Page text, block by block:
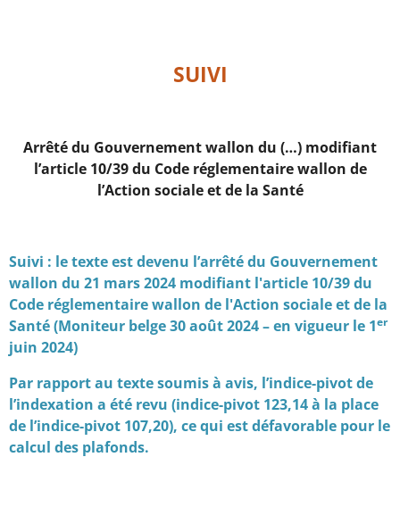
SUIVI
Arrêté du Gouvernement wallon du (…) modifiant
l’article 10/39 du Code réglementaire wallon de
l’Action sociale et de la Santé
Suivi : le texte est devenu l’arrêté du Gouvernement
wallon du 21 mars 2024 modifiant l'article 10/39 du
Code réglementaire wallon de l'Action sociale et de la
Santé (Moniteur belge 30 août 2024 – en vigueur le 1er
juin 2024)
Par rapport au texte soumis à avis, l’indice-pivot de
l’indexation a été revu (indice-pivot 123,14 à la place
de l’indice-pivot 107,20), ce qui est défavorable pour le
calcul des plafonds.